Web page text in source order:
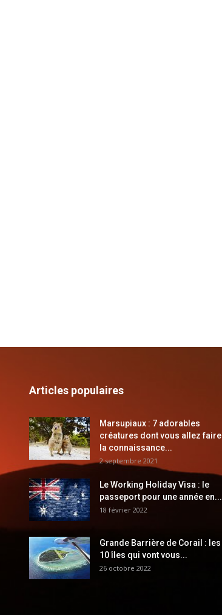
Articles populaires
Marsupiaux : 7 adorables
créatures dont vous allez faire
la connaissance...
2 septembre 2021
Le Working Holiday Visa : le
passeport pour une année en...
18 février 2022
Grande Barrière de Corail : les
10 îles qui vont vous...
26 octobre 2022